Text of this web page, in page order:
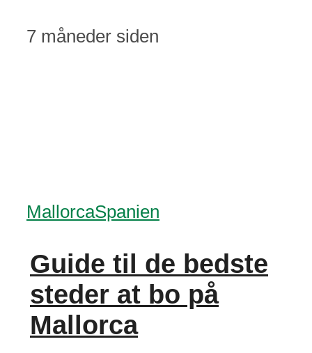
7 måneder siden
MallorcaSpanien
Guide til de bedste
steder at bo på
Mallorca